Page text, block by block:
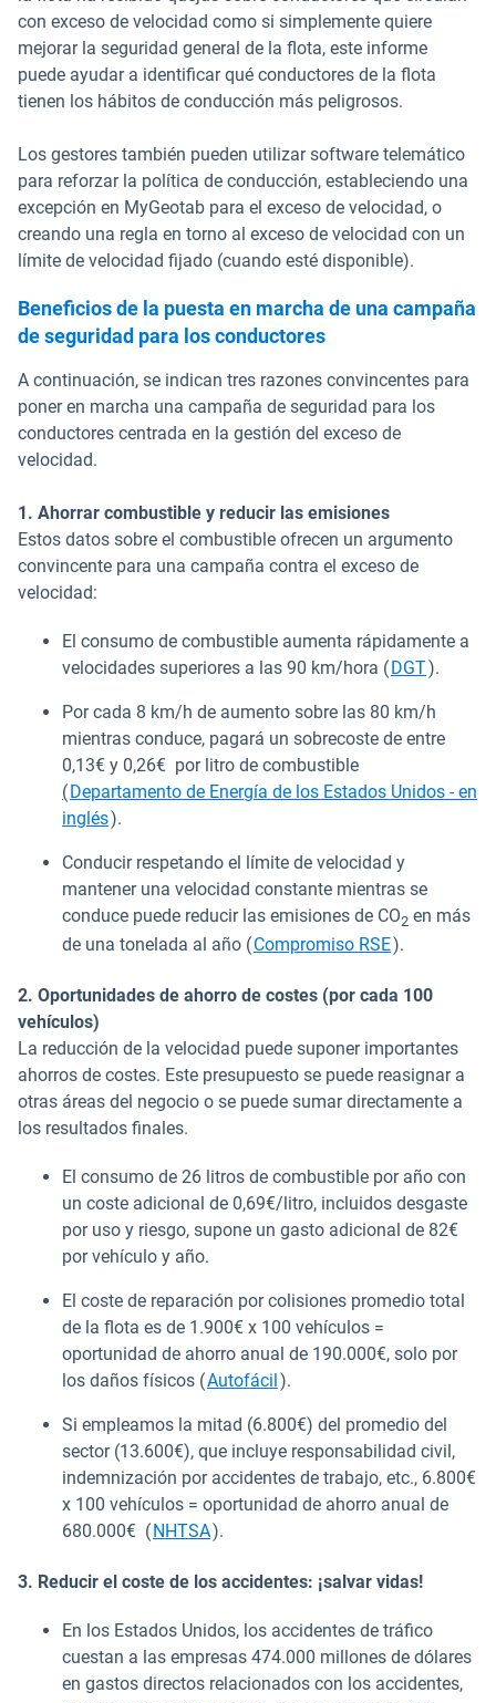
con exceso de velocidad como si simplemente quiere
mejorar la seguridad general de la flota, este informe
puede ayudar a identificar qué conductores de la flota
tienen los hábitos de conducción más peligrosos.
Los gestores también pueden utilizar software telemático
para reforzar la política de conducción, estableciendo una
excepción en MyGeotab para el exceso de velocidad, o
creando una regla en torno al exceso de velocidad con un
límite de velocidad fijado (cuando esté disponible).
Beneficios de la puesta en marcha de una campaña
de seguridad para los conductores
A continuación, se indican tres razones convincentes para
poner en marcha una campaña de seguridad para los
conductores centrada en la gestión del exceso de
velocidad.
1. Ahorrar combustible y reducir las emisiones
Estos datos sobre el combustible ofrecen un argumento
convincente para una campaña contra el exceso de
velocidad:
El consumo de combustible aumenta rápidamente a
velocidades superiores a las 90 km/hora (DGTAbrir en
).
Por cada 8 km/h de aumento sobre las 80 km/h
mientras conduce, pagará un sobrecoste de entre
0,13€ y 0,26€ por litro de combustible
(Departamento de Energía de los Estados Unidos - en
inglésAbrir en una nueva ventana
).
Conducir respetando el límite de velocidad y
mantener una velocidad constante mientras se
conduce puede reducir las emisiones de CO2 en más
de una tonelada al año (Compromiso RSEAbrir en una
).
2. Oportunidades de ahorro de costes (por cada 100
vehículos)
La reducción de la velocidad puede suponer importantes
ahorros de costes. Este presupuesto se puede reasignar a
otras áreas del negocio o se puede sumar directamente a
los resultados finales.
El consumo de 26 litros de combustible por año con
un coste adicional de 0,69€/litro, incluidos desgaste
por uso y riesgo, supone un gasto adicional de 82€
por vehículo y año.
El coste de reparación por colisiones promedio total
de la flota es de 1.900€ x 100 vehículos =
oportunidad de ahorro anual de 190.000€, solo por
los daños físicos (Autofácil Abrir en una nueva ventana
).
Si empleamos la mitad (6.800€) del promedio del
sector (13.600€), que incluye responsabilidad civil,
indemnización por accidentes de trabajo, etc., 6.800€
x 100 vehículos = oportunidad de ahorro anual de
680.000€ ( NHTSAAbrir en una nueva ventana
).
3. Reducir el coste de los accidentes: ¡salvar vidas!
En los Estados Unidos, los accidentes de tráfico
cuestan a las empresas 474.000 millones de dólares
en gastos directos relacionados con los accidentes,